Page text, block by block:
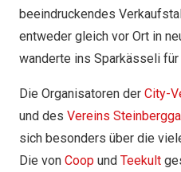
beeindruckendes
entweder gleich vor Ort in
wanderte ins Sparkässeli
Die Organisatoren der City-
und des Vereins
sich besonders über die
Die von Coop und Teekult